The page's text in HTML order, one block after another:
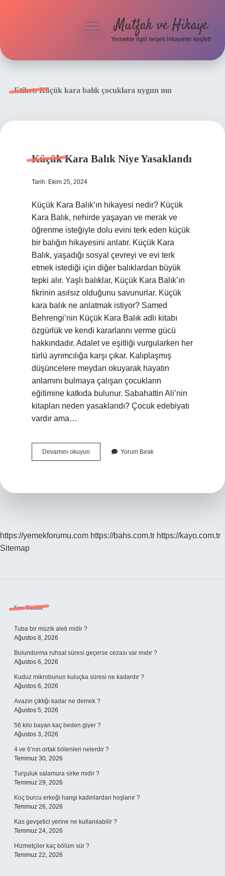
menüyüMutfak ve Hikaye
Yemekle ilgili neşeli hikayeler keşfet!
Etiket:Küçük kara balık çocuklara uygun mu
Küçük Kara Balık Niye Yasaklandı
Tarih: Ekim 25, 2024
Küçük Kara Balık’ın hikayesi nedir? Küçük
Kara Balık, nehirde yaşayan ve merak ve
öğrenme isteğiyle dolu evini terk eden küçük
bir balığın hikayesini anlatır. Küçük Kara
Balık, yaşadığı sosyal çevreyi ve evi terk
etmek istediği için diğer balıklardan büyük
tepki alır. Yaşlı balıklar, Küçük Kara Balık’ın
fikrinin asılsız olduğunu savunurlar. Küçük
kara balık ne anlatmak istiyor? Samed
Behrengi’nin Küçük Kara Balık adlı kitabı
özgürlük ve kendi kararlarını verme gücü
hakkındadır. Adalet ve eşitliği vurgularken her
türlü ayrımcılığa karşı çıkar. Kalıplaşmış
düşüncelere meydan okuyarak hayatın
anlamını bulmaya çalışan çocukların
eğitimine katkıda bulunur. Sabahattin Ali’nin
kitapları neden yasaklandı? Çocuk edebiyatı
vardır ama…
Devamını okuyun
Kara
Yorum Bırak
https://yemekforumu.com https://bahs.com.tr https://kayo.com.tr
Sitemap
Sidebar
Son Yazılar
Tuba bir müzik aleti midir ?
Ağustos 8, 2026
Bulundurma ruhsat süresi geçerse cezası var mıdır ?
Ağustos 6, 2026
Kuduz mikrobunun kuluçka süresi ne kadardır ?
Ağustos 6, 2026
Avazın çıktığı kadar ne demek ?
Ağustos 5, 2026
56 kilo bayan kaç beden giyer ?
Ağustos 3, 2026
4 ve 6’nın ortak bölenleri nelerdir ?
Temmuz 30, 2026
Turşuluk salamura sirke midir ?
Temmuz 29, 2026
Koç burcu erkeği hangi kadınlardan hoşlanır ?
Temmuz 26, 2026
Kas gevşetici yerine ne kullanılabilir ?
Temmuz 24, 2026
Hizmetçiler kaç bölüm sür ?
Temmuz 22, 2026